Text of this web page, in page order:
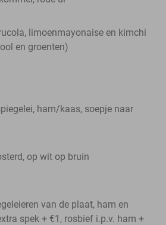
limoenmayonaise en kimchi
en groenten)
ham/kaas, soepje naar
op wit op bruin
van de plaat, ham en
spek + €1, rosbief i.p.v. ham +